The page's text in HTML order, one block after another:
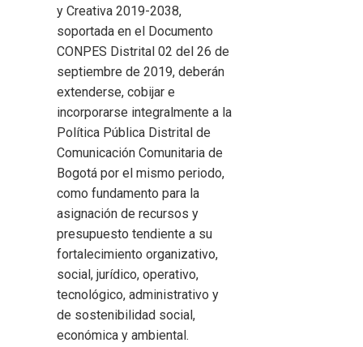
y Creativa 2019-2038,
soportada en el Documento
CONPES Distrital 02 del 26 de
septiembre de 2019, deberán
extenderse, cobijar e
incorporarse integralmente a la
Política Pública Distrital de
Comunicación Comunitaria de
Bogotá por el mismo periodo,
como fundamento para la
asignación de recursos y
presupuesto tendiente a su
fortalecimiento organizativo,
social, jurídico, operativo,
tecnológico, administrativo y
de sostenibilidad social,
económica y ambiental.